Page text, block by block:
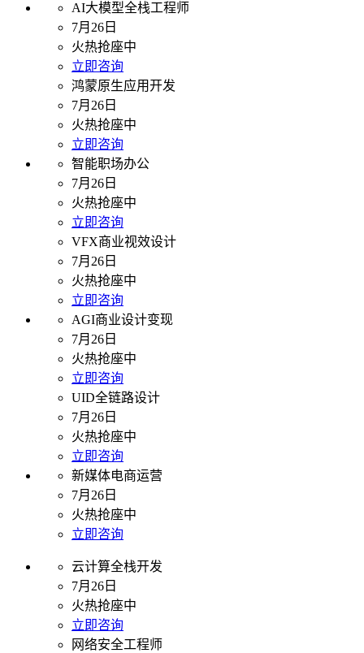
AI大模型全栈工程师
7月26日
火热抢座中
立即咨询
鸿蒙原生应用开发
7月26日
火热抢座中
立即咨询
智能职场办公
7月26日
火热抢座中
立即咨询
VFX商业视效设计
7月26日
火热抢座中
立即咨询
AGI商业设计变现
7月26日
火热抢座中
立即咨询
UID全链路设计
7月26日
火热抢座中
立即咨询
新媒体电商运营
7月26日
火热抢座中
立即咨询
云计算全栈开发
7月26日
火热抢座中
立即咨询
网络安全工程师